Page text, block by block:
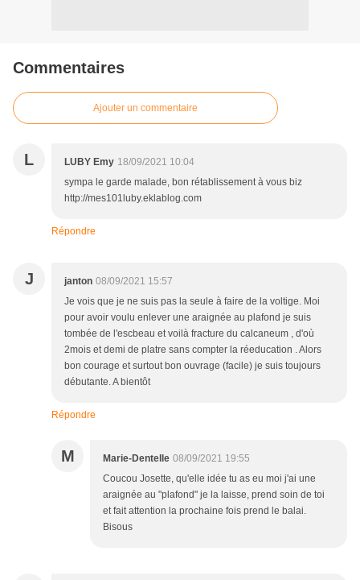
Commentaires
Ajouter un commentaire
L LUBY Emy 18/09/2021 10:04
sympa le garde malade, bon rétablissement à vous biz
http://mes101luby.eklablog.com
Répondre
J janton 08/09/2021 15:57
Je vois que je ne suis pas la seule à faire de la voltige. Moi
pour avoir voulu enlever une araignée au plafond je suis
tombée de l'escbeau et voilà fracture du calcaneum , d'où
2mois et demi de platre sans compter la réeducation . Alors
bon courage et surtout bon ouvrage (facile) je suis toujours
débutante. A bientôt
Répondre
M Marie-Dentelle 08/09/2021 19:55
Coucou Josette, qu'elle idée tu as eu moi j'ai une
araignée au "plafond" je la laisse, prend soin de toi
et fait attention la prochaine fois prend le balai.
Bisous